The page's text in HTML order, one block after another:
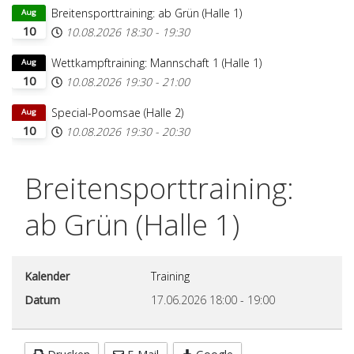
10
Aug
Breitensporttraining: ab Grün (Halle 1)
10.08.2026 18:30 - 19:30
10
Aug
Wettkampftraining: Mannschaft 1 (Halle 1)
10.08.2026 19:30 - 21:00
10
Aug
Special-Poomsae (Halle 2)
10.08.2026 19:30 - 20:30
Breitensporttraining:
ab Grün (Halle 1)
Kalender
Training
Datum
17.06.2026 18:00 - 19:00